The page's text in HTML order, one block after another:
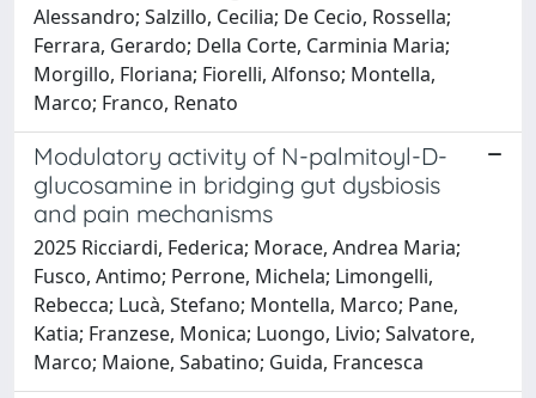
Alessandro; Salzillo, Cecilia; De Cecio, Rossella;
Ferrara, Gerardo; Della Corte, Carminia Maria;
Morgillo, Floriana; Fiorelli, Alfonso; Montella,
Marco; Franco, Renato
Modulatory activity of N-palmitoyl-D-
glucosamine in bridging gut dysbiosis
and pain mechanisms
2025 Ricciardi, Federica; Morace, Andrea Maria;
Fusco, Antimo; Perrone, Michela; Limongelli,
Rebecca; Lucà, Stefano; Montella, Marco; Pane,
Katia; Franzese, Monica; Luongo, Livio; Salvatore,
Marco; Maione, Sabatino; Guida, Francesca